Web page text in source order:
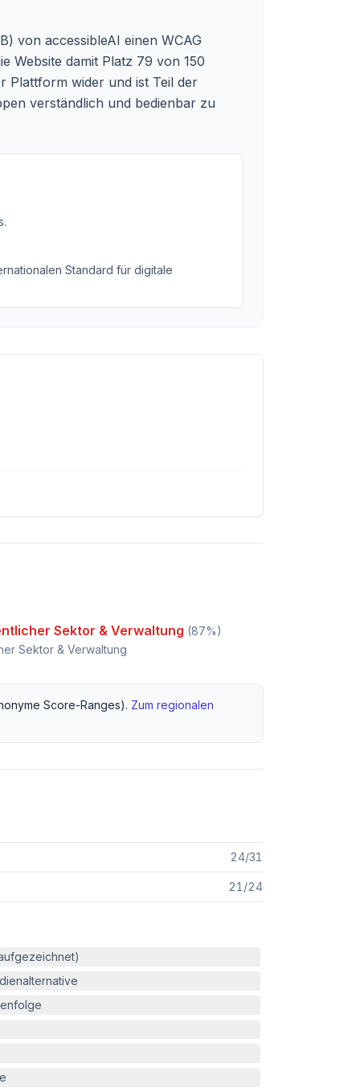
von accessibleAI einen WCAG
Website damit Platz 79 von 150
Plattform wider und ist Teil der
verständlich und bedienbar zu
.
Standard für digitale
Sektor & Verwaltung (87%)
Sektor & Verwaltung
Score-Ranges). Zum regionalen
24/31
21 /24